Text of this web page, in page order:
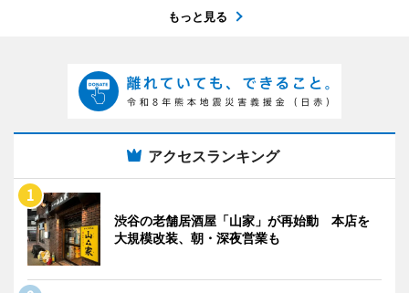
もっと見る
アクセスランキング
渋谷の老舗居酒屋「山家」が再始動 本店を
大規模改装、朝・深夜営業も